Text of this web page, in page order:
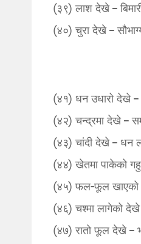
(३९) लाश देखे –
(४०) चुरा देखे –
(४१) धन उधारो देखे –
(४२) चन्द्रमा देखे –
(४३) चांदी देखे – धन
(४४) खेतमा पाकेको
(४५) फल-फूल
(४६) चश्मा लागेको देखे
(४७) रातो फूल देखे –